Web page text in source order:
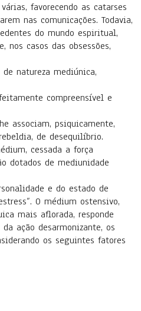
favorecendo as catarses
nas comunicações. Todavia,
do mundo espiritual,
nos casos das obsessões,
natureza mediúnica,
compreensível e
psiquicamente,
de desequilíbrio.
cessada a força
dotados de mediunidade
e do estado de
O médium ostensivo,
mais aflorada, responde
ação desarmonizante, os
os seguintes fatores